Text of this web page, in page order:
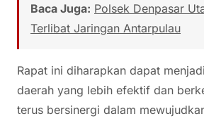
Baca Juga: Polsek Denpasar
Terlibat Jaringan Antarpulau
Rapat ini diharapkan dapat
daerah yang lebih efektif dan
terus bersinergi dalam